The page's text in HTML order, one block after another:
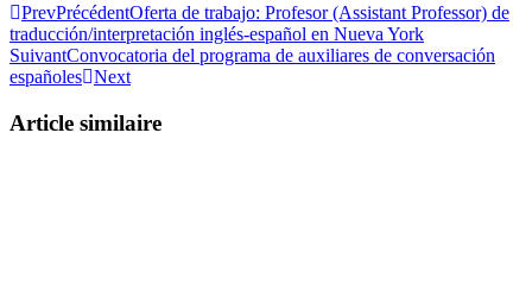
PrevPrécédentOferta de trabajo: Profesor (Assistant Professor) de
traducción/interpretación inglés-español en Nueva York
SuivantConvocatoria del programa de auxiliares de conversación
españoles Next
Article similaire